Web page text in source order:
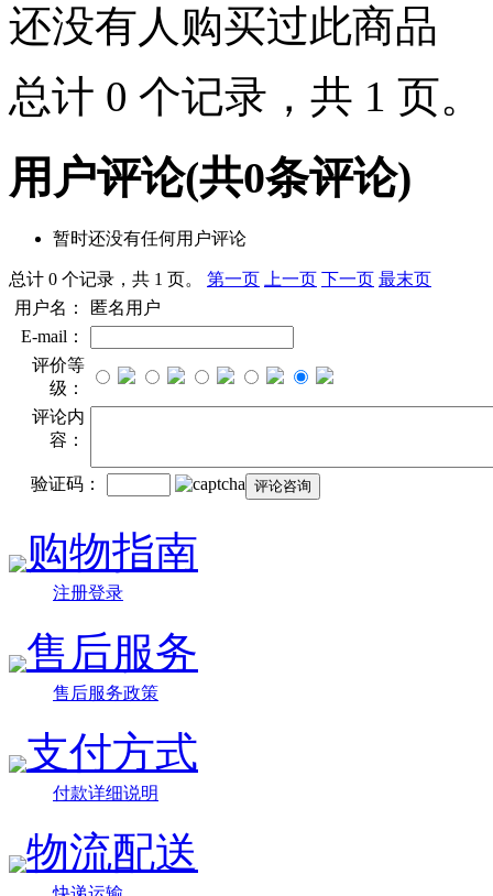
还没有人购买过此商品
总计 0 个记录，共 1 页。
用户评论(共0条评论)
暂时还没有任何用户评论
总计 0 个记录，共 1 页。 第一页 上一页 下一页 最末页
用户名：
匿名用户
E-mail：
评价等
级：
评论内
容：
验证码：
购物指南
注册登录
售后服务
售后服务政策
支付方式
付款详细说明
物流配送